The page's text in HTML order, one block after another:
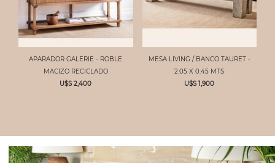
APARADOR GALERIE - ROBLE
MACIZO RECICLADO
U$S 2,400
MESA LIVING / BANCO TAURET -
2.05 X 0.45 MTS
U$S 1,900